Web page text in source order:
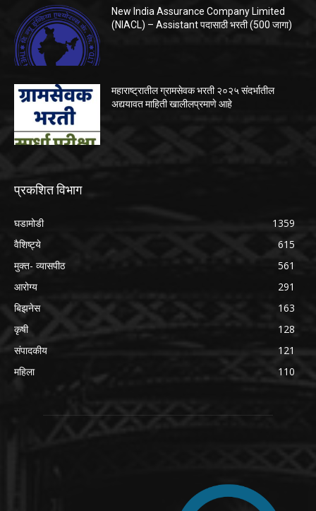
New India Assurance Company Limited
(NIACL) – Assistant पदासाठी भरती (500 जागा)
महाराष्ट्रातील ग्रामसेवक भरती २०२५ संदर्भातील
अद्ययावत माहिती खालीलप्रमाणे आहे
प्रकशित विभाग
घडामोडी
1359
वैशिष्ट्ये
615
मुक्त- व्यासपीठ
561
आरोग्य
291
बिझनेस
163
कृषी
128
संपादकीय
121
महिला
110